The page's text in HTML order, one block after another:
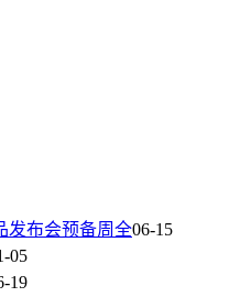
发布会预备周全06-15
05
19